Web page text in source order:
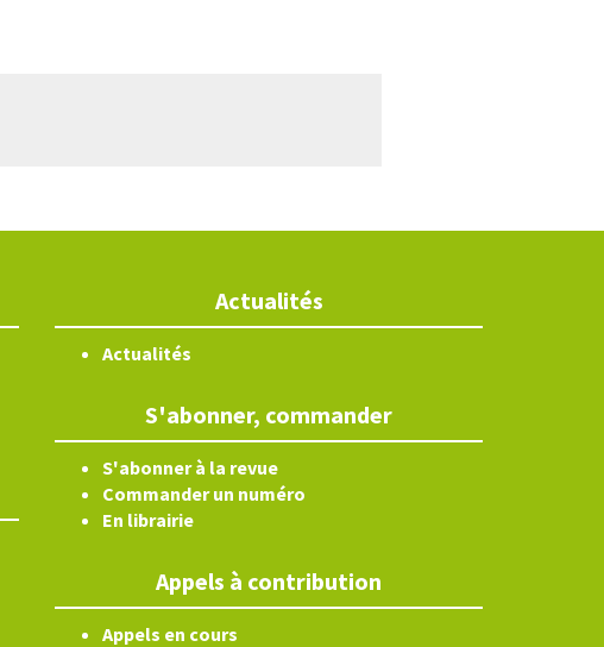
Actualités
Actualités
S'abonner, commander
S'abonner à la revue
Commander un numéro
En librairie
Appels à contribution
Appels en cours